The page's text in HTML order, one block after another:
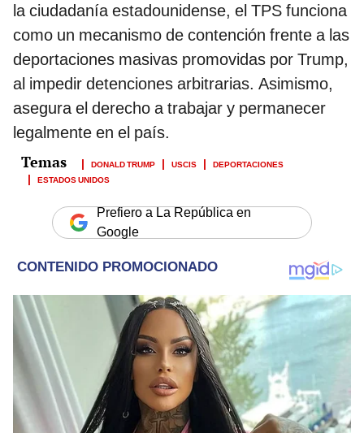
la ciudadanía estadounidense, el TPS funciona
como un mecanismo de contención frente a las
deportaciones masivas promovidas por Trump,
al impedir detenciones arbitrarias. Asimismo,
asegura el derecho a trabajar y permanecer
legalmente en el país.
DONALD TRUMP USCIS
DEPORTACIONES
ESTADOS UNIDOS
Prefiero a La República en
Google